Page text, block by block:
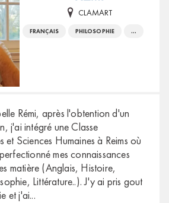
CLAMART
FRANÇAIS PHILOSOPHIE ...
Rémi, après l'obtention d'un
j'ai intégré une Classe
et Sciences Humaines à Reims où
mes connaissances
matière (Anglais, Histoire,
Littérature..). J'y ai pris gout
et j'ai...